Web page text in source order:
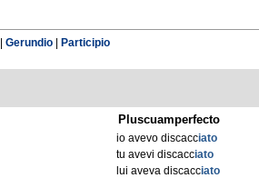
Gerundio| Participio
Pluscuamperfecto
io avevo discacciato
tu avevi discacciato
lui aveva discacciato